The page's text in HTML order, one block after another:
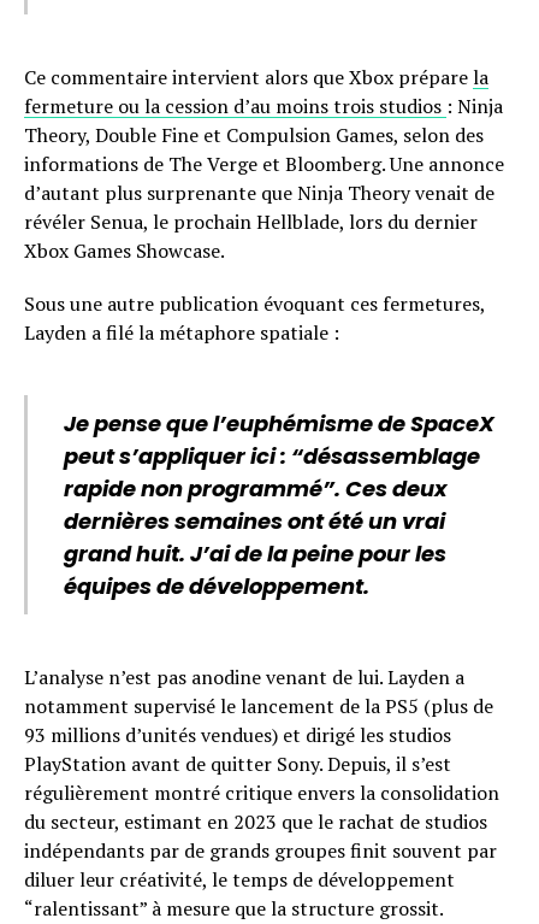
Ce commentaire intervient alors que Xbox préparela
fermeture ou la cession d’au moins trois studios : Ninja
Theory, Double Fine et Compulsion Games, selon des
informations de The Verge et Bloomberg. Une annonce
d’autant plus surprenante que Ninja Theory venait de
révéler Senua, le prochain Hellblade, lors du dernier
Xbox Games Showcase.
Sous une autre publication évoquant ces fermetures,
Layden a filé la métaphore spatiale :
Je pense que l’euphémisme de SpaceX
peut s’appliquer ici : “désassemblage
rapide non programmé”. Ces deux
dernières semaines ont été un vrai
grand huit. J’ai de la peine pour les
équipes de développement.
L’analyse n’est pas anodine venant de lui. Layden a
notamment supervisé le lancement de la PS5 (plus de
93 millions d’unités vendues) et dirigé les studios
PlayStation avant de quitter Sony. Depuis, il s’est
régulièrement montré critique envers la consolidation
du secteur, estimant en 2023 que le rachat de studios
indépendants par de grands groupes finit souvent par
diluer leur créativité, le temps de développement
“ralentissant” à mesure que la structure grossit.